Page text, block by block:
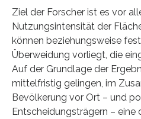
Ziel der Forscher ist es vor
Nutzungsintensität der
können beziehungsweise
Überweidung vorliegt, die
Auf der Grundlage der
mittelfristig gelingen, im
Bevölkerung vor Ort – und
Entscheidungsträgern – eine